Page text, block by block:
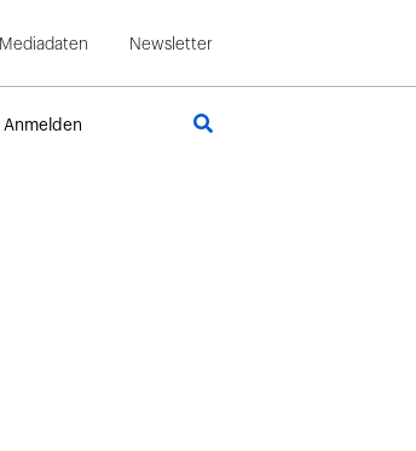
Mediadaten Newsletter
Anmelden